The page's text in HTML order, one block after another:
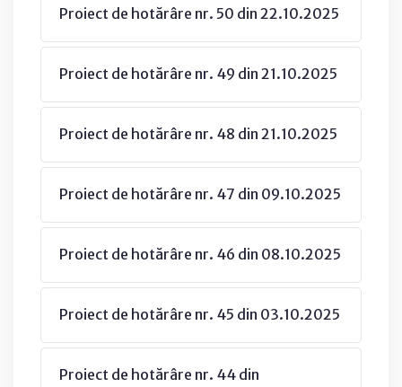
Proiect de hotărâre nr. 50 din 22.10.2025
Proiect de hotărâre nr. 49 din 21.10.2025
Proiect de hotărâre nr. 48 din 21.10.2025
Proiect de hotărâre nr. 47 din 09.10.2025
Proiect de hotărâre nr. 46 din 08.10.2025
Proiect de hotărâre nr. 45 din 03.10.2025
Proiect de hotărâre nr. 44 din